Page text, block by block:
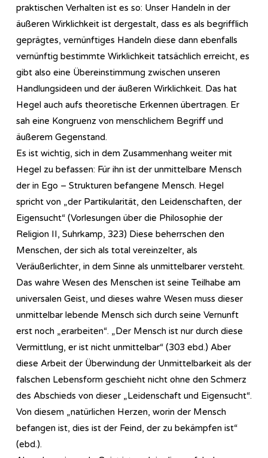
praktischen Verhalten ist es so: Unser Handeln in der
äußeren Wirklichkeit ist dergestalt, dass es als begrifflich
geprägtes, vernünftiges Handeln diese dann ebenfalls
vernünftig bestimmte Wirklichkeit tatsächlich erreicht, es
gibt also eine Übereinstimmung zwischen unseren
Handlungsideen und der äußeren Wirklichkeit. Das hat
Hegel auch aufs theoretische Erkennen übertragen. Er
sah eine Kongruenz von menschlichem Begriff und
äußerem Gegenstand.
Es ist wichtig, sich in dem Zusammenhang weiter mit
Hegel zu befassen: Für ihn ist der unmittelbare Mensch
der in Ego – Strukturen befangene Mensch. Hegel
spricht von „der Partikularität, den Leidenschaften, der
Eigensucht“ (Vorlesungen über die Philosophie der
Religion II, Suhrkamp, 323) Diese beherrschen den
Menschen, der sich als total vereinzelter, als
Veräußerlichter, in dem Sinne als unmittelbarer versteht.
Das wahre Wesen des Menschen ist seine Teilhabe am
universalen Geist, und dieses wahre Wesen muss dieser
unmittelbar lebende Mensch sich durch seine Vernunft
erst noch „erarbeiten“. „Der Mensch ist nur durch diese
Vermittlung, er ist nicht unmittelbar“ (303 ebd.) Aber
diese Arbeit der Überwindung der Unmittelbarkeit als der
falschen Lebensform geschieht nicht ohne den Schmerz
des Abschieds von dieser „Leidenschaft und Eigensucht“.
Von diesem „natürlichen Herzen, worin der Mensch
befangen ist, dies ist der Feind, der zu bekämpfen ist“
(ebd.).